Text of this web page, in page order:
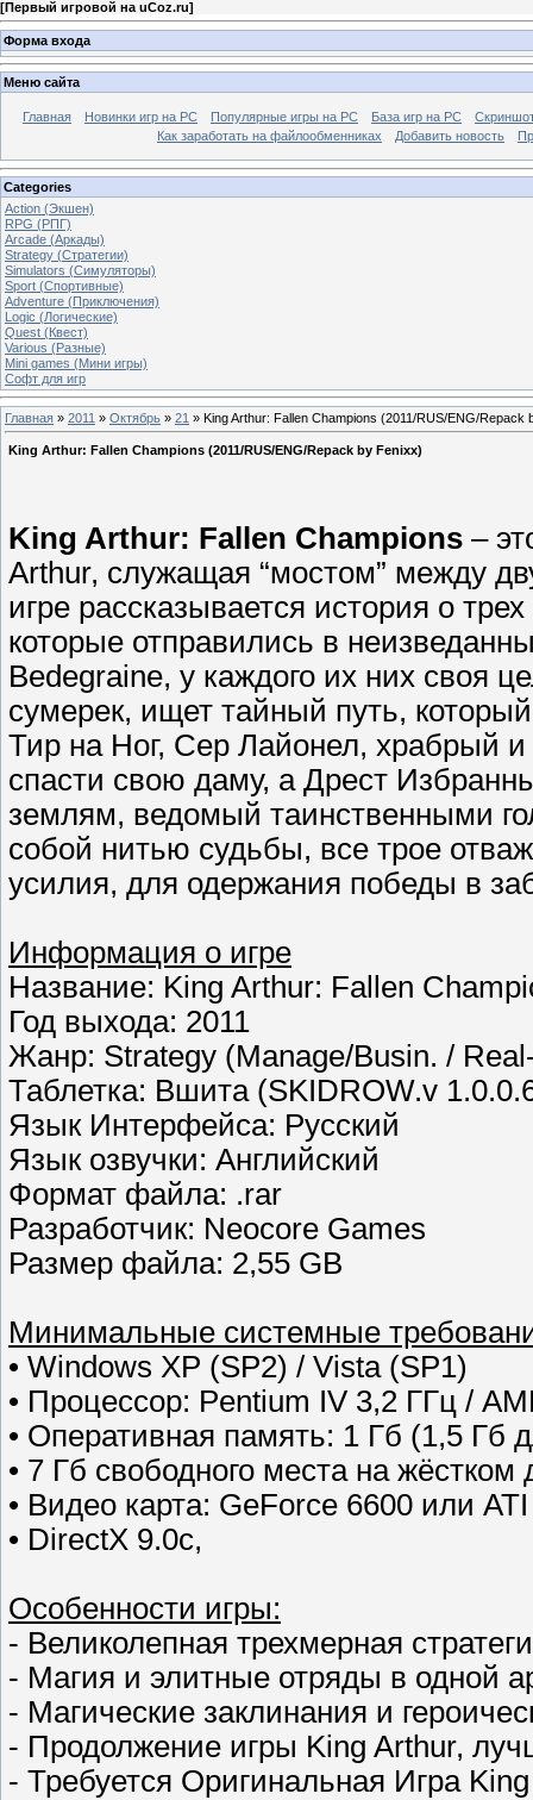
[Первый игровой на uCoz.ru]
Форма входа
Меню сайта
Главная Новинки игр на PC Популярные игры на PC База игр на РС
Как заработать на файлообменниках
Добавить новость
Categories
Action (Экшен)
RPG (РПГ)
Arcade (Аркады)
Strategy (Стратегии)
Simulators (Симуляторы)
Sport (Спортивные)
Adventure (Приключения)
Logic (Логические)
Quest (Квест)
Various (Разные)
Mini games (Мини игры)
Софт для игр
Главная » 2011 » Октябрь » 21 » King Arthur: Fallen Champions (2011/RUS/ENG/Repack
King Arthur: Fallen Champions (2011/RUS/ENG/Repack by Fenixx)
King Arthur: Fallen Champions –
Arthur, служащая “мостом” между
игре рассказывается история о
которые отправились в
Bedegraine, у каждого их них своя
сумерек, ищет тайный путь,
Тир на Ног, Сер Лайонел, храбрый
спасти свою даму, а Дрест
землям, ведомый таинственными
собой нитью судьбы, все трое
усилия, для одержания победы в
Информация о игре
Название: King Arthur: Fallen
Год выхода: 2011
Жанр: Strategy (Manage/Busin. /
Таблетка: Вшита (SKIDROW.v
Язык Интерфейса: Русский
Язык озвучки: Английский
Формат файла: .rar
Разработчик: Neocore Games
Размер файла: 2,55 GB
Минимальные системные
• Windows XP (SP2) / Vista (SP1)
• Процессор: Pentium IV 3,2 ГГц /
• Оперативная память: 1 Гб (1,5 Гб
• 7 Гб свободного места на жёстком
• Видео карта: GeForce 6600 или
• DirectX 9.0c,
Особенности игры:
- Великолепная трехмерная
- Магия и элитные отряды в одной
- Магические заклинания и
- Продолжение игры King Arthur,
- Требуется Оригинальная Игра